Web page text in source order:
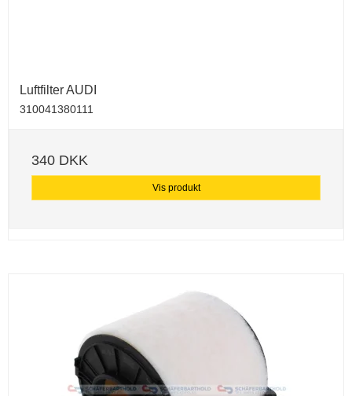
Luftfilter AUDI
310041380111
340 DKK
Vis produkt